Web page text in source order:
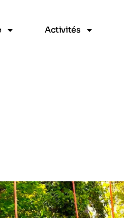
Activités